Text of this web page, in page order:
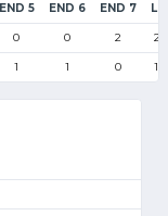
END 5 END 6 END 7
0 0 2
1 1 0